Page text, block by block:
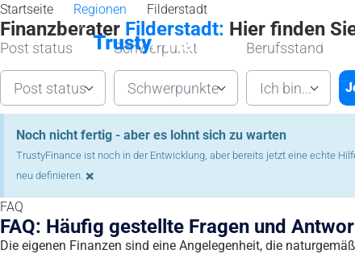
Startseite Regionen Filderstadt
Finanzberater Filderstadt: Hier finden
Post status
Post status
Schwerpunkt
Schwerpunkte
Berufsstand
Ich bin...
Noch nicht fertig - aber es lohnt sich zu warten
TrustyFinance ist noch in der Entwicklung, aber bereits jetzt eine echte
neu definieren. ×
FAQ
FAQ: Häufig gestellte Fragen und
Die eigenen Finanzen sind eine Angelegenheit, die